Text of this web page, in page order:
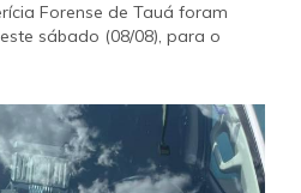
Forense de Tauá foram
sábado (08/08), para o